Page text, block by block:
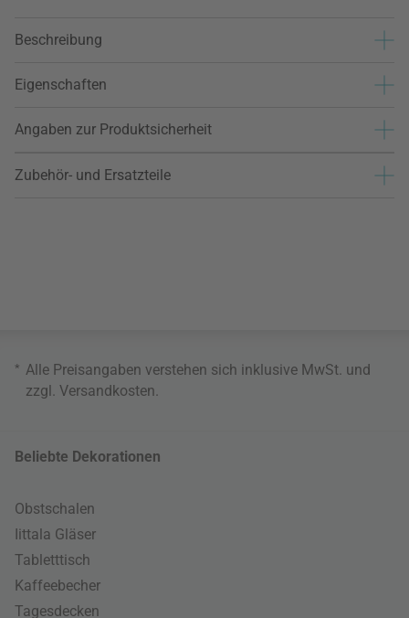
Beschreibung
Eigenschaften
Angaben zur Produktsicherheit
Zubehör- und Ersatzteile
* Alle Preisangaben verstehen sich inklusive MwSt. und
zzgl. Versandkosten
Beliebte Dekorationen
Obstschalen
Iittala Gläser
Tabletttisch
Kaffeebecher
Tagesdecken